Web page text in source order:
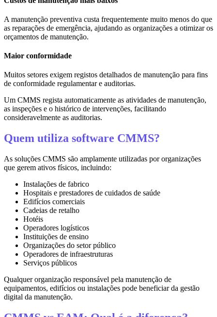
A manutenção preventiva custa frequentemente muito menos do que
as reparações de emergência, ajudando as organizações a otimizar os
orçamentos de manutenção.
Maior conformidade
Muitos setores exigem registos detalhados de manutenção para fins
de conformidade regulamentar e auditorias.
Um CMMS regista automaticamente as atividades de manutenção,
as inspeções e o histórico de intervenções, facilitando
consideravelmente as auditorias.
Quem utiliza software CMMS?
As soluções CMMS são amplamente utilizadas por organizações
que gerem ativos físicos, incluindo:
Instalações de fabrico
Hospitais e prestadores de cuidados de saúde
Edifícios comerciais
Cadeias de retalho
Hotéis
Operadores logísticos
Instituições de ensino
Organizações do setor público
Operadores de infraestruturas
Serviços públicos
Qualquer organização responsável pela manutenção de
equipamentos, edifícios ou instalações pode beneficiar da gestão
digital da manutenção.